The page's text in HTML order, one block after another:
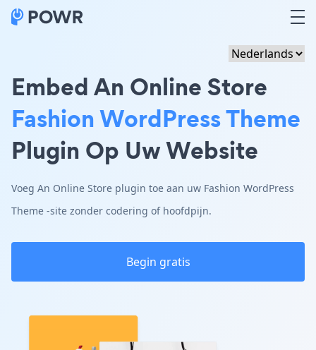
Embed An Online Store
Fashion WordPress Theme
Plugin Op Uw Website
Voeg An Online Store plugin toe aan uw Fashion WordPress
Theme -site zonder codering of hoofdpijn.
Begin gratis